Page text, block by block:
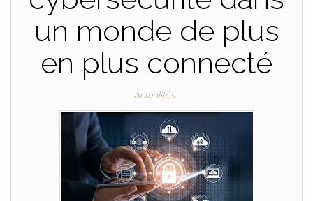
un monde de plus
en plus connecté
Actualités